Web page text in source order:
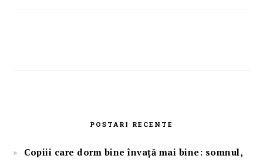
POSTARI RECENTE
Copiii care dorm bine învață mai bine: somnul,